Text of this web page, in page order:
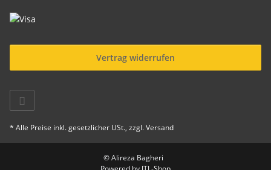
Vertrag widerrufen
* Alle Preise inkl. gesetzlicher USt., zzgl.Versand
© Alireza Bagheri